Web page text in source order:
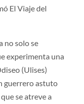
El Viaje del
no solo se
experimenta una
(Ulises)
guerrero astuto
se atreve a